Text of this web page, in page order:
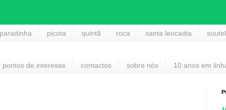
picota quintã roca santa leocadia
pontos de interesse contactos sobre nós 10 anos em